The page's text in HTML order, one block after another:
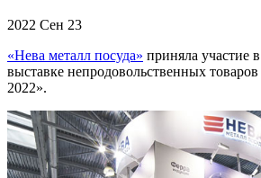
2022 Сен 23
«Нева металл посуда» приняла участие
выставке непродовольственных
2022».